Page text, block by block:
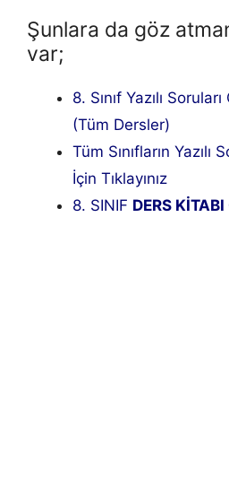
Şunlara da göz
var;
8. Sınıf Yazılı
(Tüm Dersler)
Tüm Sınıfların Yazılı
İçin Tıklayınız
8. SINIF DERS